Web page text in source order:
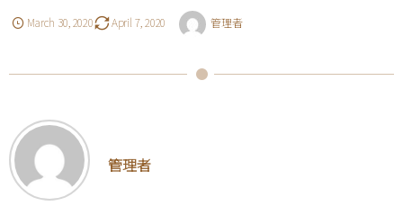
March 30 2020 April 7, 2020 管理者
管理者